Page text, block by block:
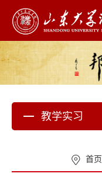
教学实习
首页